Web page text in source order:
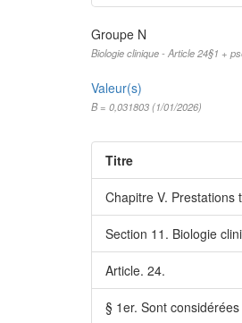
Groupe N
Biologie clinique - Article 24§1 +
Valeur(s)
B = 0,031803 (1/01/2026)
Titre
Chapitre V. Prestations
Section 11. Biologie
Article. 24.
§ 1er. Sont